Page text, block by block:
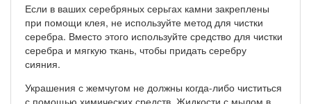
Если в ваших серебряных серьгах камни закреплены
при помощи клея, не используйте метод для чистки
серебра. Вместо этого используйте средство для чистки
серебра и мягкую ткань, чтобы придать серебру
сияния.
Украшения с жемчугом не должны когда-либо чиститься
с помощью химических средств. Жидкости с мылом в